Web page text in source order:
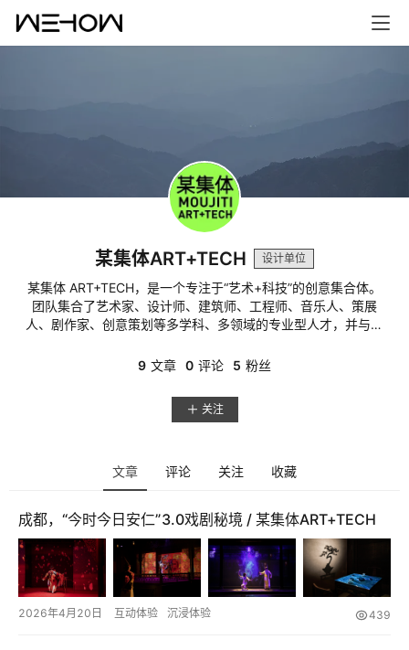
某集体ART+TECH 设计单位
某集体 ART+TECH，是一个专注于“艺术+科技”的创意集合体。
团队集合了艺术家、设计师、建筑师、工程师、音乐人、策展
人、剧作家、创意策划等多学科、多领域的专业型人才，并与全
力合作，通过作品创制、策展策划、体验设计、公共艺术等实
空间、公共空间等社会场域的应用场景。
9 文章 0 评论 5 粉丝
关注
文章 评论 关注 收藏
成都，“今时今日安仁”3.0戏剧秘境 / 某集体ART+TECH
2026年4月20日 互动体验 沉浸体验 439